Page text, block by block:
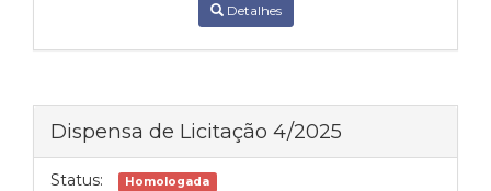
Detalhes
Dispensa de Licitação 4/2025
Status: Homologada